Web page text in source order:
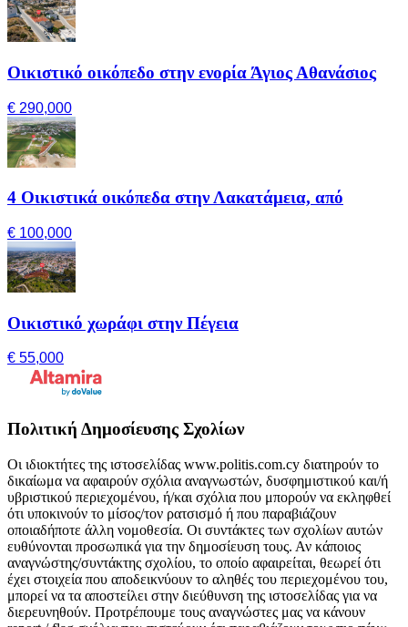
Οικιστικό οικόπεδο στην ενορία Άγιος Αθανάσιος
€ 290,000
4 Οικιστικά οικόπεδα στην Λακατάμεια, από
€ 100,000
Οικιστικό χωράφι στην Πέγεια
€ 55,000
Πολιτική Δημοσίευσης Σχολίων
Οι ιδιοκτήτες της ιστοσελίδας www.politis.com.cy διατηρούν το
δικαίωμα να αφαιρούν σχόλια αναγνωστών, δυσφημιστικού και/ή
υβριστικού περιεχομένου, ή/και σχόλια που μπορούν να εκληφθεί
ότι υποκινούν το μίσος/τον ρατσισμό ή που παραβιάζουν
οποιαδήποτε άλλη νομοθεσία. Οι συντάκτες των σχολίων αυτών
ευθύνονται προσωπικά για την δημοσίευση τους. Αν κάποιος
αναγνώστης/συντάκτης σχολίου, το οποίο αφαιρείται, θεωρεί ότι
έχει στοιχεία που αποδεικνύουν το αληθές του περιεχομένου του,
μπορεί να τα αποστείλει στην διεύθυνση της ιστοσελίδας για να
διερευνηθούν. Προτρέπουμε τους αναγνώστες μας να κάνουν